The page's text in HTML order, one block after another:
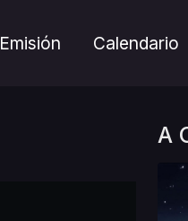
Emisión Calendario
A